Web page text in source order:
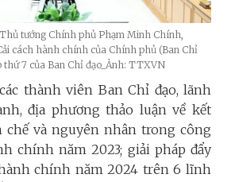
tướng Chính phủ Phạm Minh Chính,
cách hành chính của Chính phủ (Ban Chỉ
7 của Ban Chỉ đạo_Ảnh: TTXVN
thành viên Ban Chỉ đạo, lãnh
địa phương thảo luận về kết
chế và nguyên nhân trong công
chính năm 2023; giải pháp đẩy
chính năm 2024 trên 6 lĩnh